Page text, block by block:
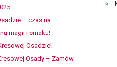
– czas na
magii i smaku!
Osadzie!
Osady – Zamów